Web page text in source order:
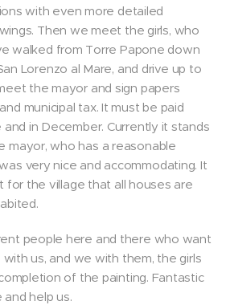
with even more detailed
Then we meet the girls, who
walked from Torre Papone down
Lorenzo al Mare, and drive up to
the mayor and sign papers
municipal tax. It must be paid
in December. Currently it stands
mayor, who has a reasonable
very nice and accommodating. It
for the village that all houses are
people here and there who want
us, and we with them, the girls
of the painting. Fantastic
help us.